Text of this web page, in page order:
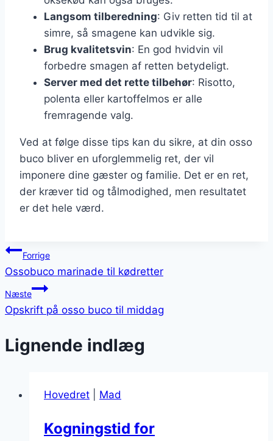
Langsom tilberedning: Giv retten tid til at
simre, så smagene kan udvikle sig.
Brug kvalitetsvin: En god hvidvin vil
forbedre smagen af retten betydeligt.
Server med det rette tilbehør: Risotto,
polenta eller kartoffelmos er alle
fremragende valg.
Ved at følge disse tips kan du sikre, at din osso
buco bliver en uforglemmelig ret, der vil
imponere dine gæster og familie. Det er en ret,
der kræver tid og tålmodighed, men resultatet
er det hele værd.
Indlægsnavigation
Forrige
Ossobuco marinade til kødretter
Næste
Opskrift på osso buco til middag
Lignende indlæg
Hovedret Mad
Kogningstid for